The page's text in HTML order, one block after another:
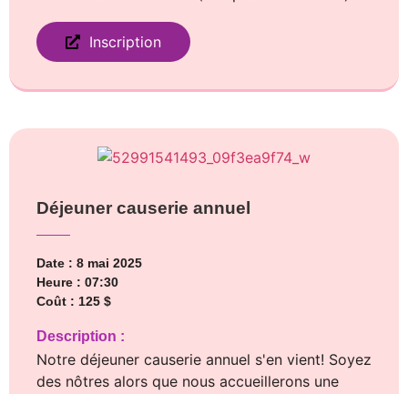
Inscription
Déjeuner causerie annuel
Date : 8 mai 2025
Heure : 07:30
Coût : 125 $
Description :
Notre déjeuner causerie annuel s'en vient! Soyez
des nôtres alors que nous accueillerons une